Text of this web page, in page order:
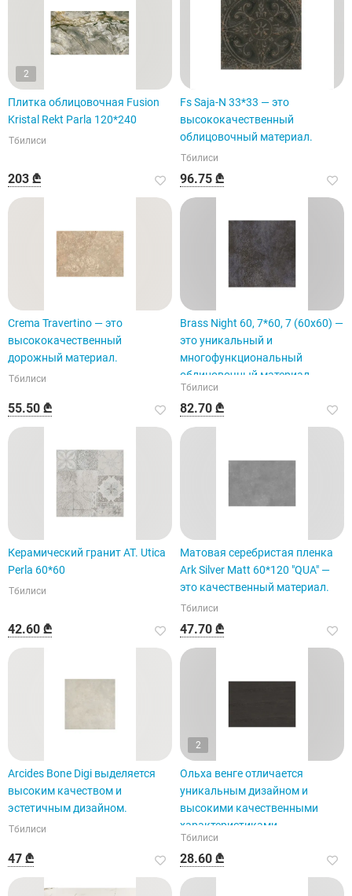
2
Плитка облицовочная Fusion
Kristal Rekt Parla 120*240
Тбилиси
203 ₾
Fs Saja-N 33*33 — это
высококачественный
облицовочный материал.
Тбилиси
96.75 ₾
Crema Travertino — это
высококачественный
дорожный материал.
Тбилиси
55.50 ₾
Brass Night 60, 7*60, 7 (60x60) —
это уникальный и
многофункциональный
облицовочный материал.
Тбилиси
82.70 ₾
Керамический гранит AT. Utica
Perla 60*60
Тбилиси
42.60 ₾
Матовая серебристая пленка
Ark Silver Matt 60*120 "QUA" —
это качественный материал.
Тбилиси
47.70 ₾
Arcides Bone Digi выделяется
высоким качеством и
эстетичным дизайном.
Тбилиси
47 ₾
2
Ольха венге отличается
уникальным дизайном и
высокими качественными
характеристиками.
Тбилиси
28.60 ₾